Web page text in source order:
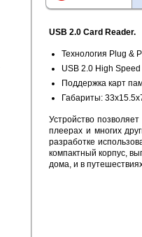
USB 2.0 Card Reader.
Технология Plug &
USB 2.0 High Speed
Поддержка карт
Габариты:
Устройство
плеерах и многих
разработке
компактный корпус,
дома, и в